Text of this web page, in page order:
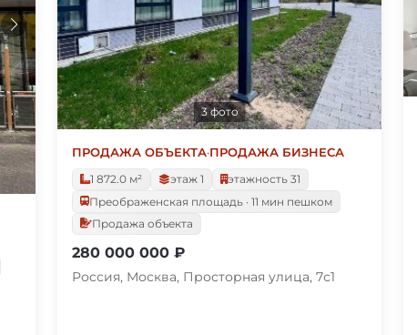
3 фото
ПРОДАЖА ОБЪЕКТА·ПРОДАЖА БИЗНЕСА
1 872.0 м²
этаж 1
этажность 31
Преображенская площадь · 11 мин пешком
Продажа объекта
280 000 000 ₽
Россия, Москва, Просторная улица, 7с1